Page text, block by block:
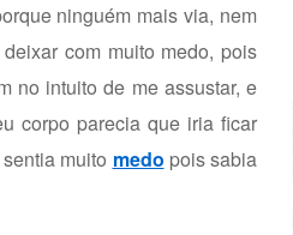
ninguém mais via, nem
com muito medo, pois
no intuito de me assustar, e
corpo parecia que iria ficar
muito medo pois sabia